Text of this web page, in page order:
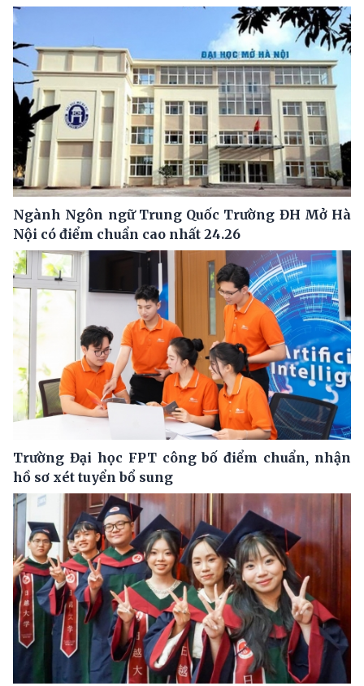
Ngành Ngôn ngữ Trung Quốc Trường ĐH Mở Hà
Nội có điểm chuẩn cao nhất 24.26
Trường Đại học FPT công bố điểm chuẩn, nhận
hồ sơ xét tuyển bổ sung